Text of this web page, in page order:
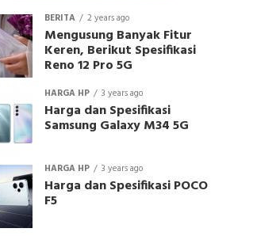
BERITA 2 years ago
Mengusung Banyak Fitur
Keren, Berikut Spesifikasi
Reno 12 Pro 5G
HARGA HP 3 years ago
Harga dan Spesifikasi
Samsung Galaxy M34 5G
HARGA HP 3 years ago
Harga dan Spesifikasi POCO
F5